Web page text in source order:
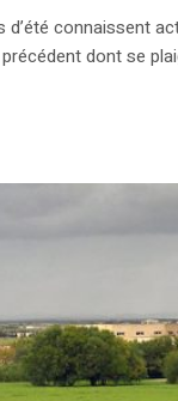
connaissent
dont se